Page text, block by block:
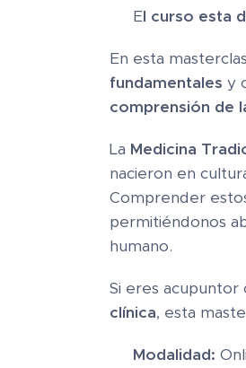
🗓 El curso esta
En esta
fundamentales y
comprensión de
La Medicina
nacieron en
Comprender
permitiéndonos
humano.
Si eres
clínica, esta
Modalidad: